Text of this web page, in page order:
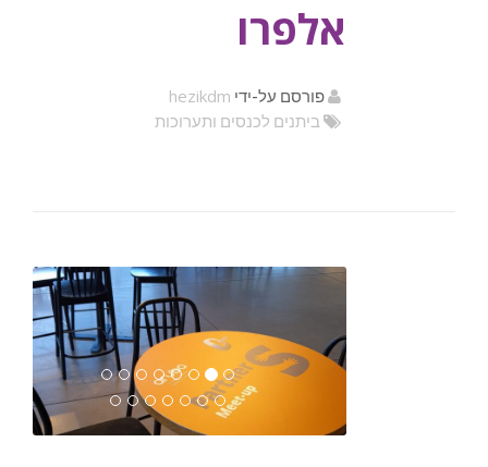
אלפרו
פורסם על-ידי hezikdm
ביתנים לכנסים ותערוכות